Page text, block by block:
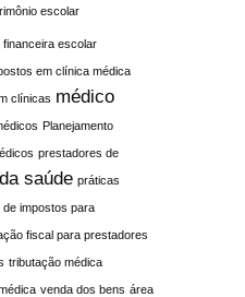
escolar
financeira escolar
em clínica médica
clínicas médico
Planejamento
prestadores de
saúde práticas
de impostos para
fiscal para prestadores
tributação médica
venda dos bens área